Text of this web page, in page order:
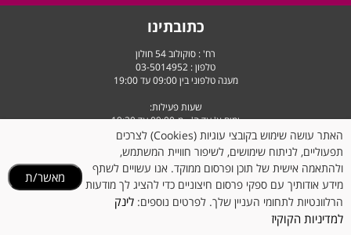
כתובתינו
רח' : סוקולוב 54 חולון
טלפון : 03-5014952
מענה טלפוני בין 09:00 עד 19:00
שעות פעילות:
ימים א' עד ה' - מ-09:00 עד 19:30
יום ו' וערבי חג - מ-9:00 עד 14:30
האתר עושה שימוש בקובצי עוגיות (Cookies) לצרכים
תפעוליים, לניתוח שימושים, לשיפור חוויית המשתמש,
ולהתאמה אישית של תוכן ופרסום ממוקד. אנו עשויים לשתף
מידע אודותיך עם ספקי פרסום חיצוניים כדי להציג לך מודעות
הרלוונטיות לתחומי העניין שלך. לפרטים נוספים: לינק
למדיניות הקוקיז
מאשר/ת